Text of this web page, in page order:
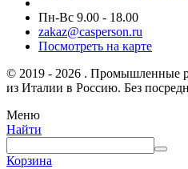
Пн-Вс 9.00 - 18.00
zakaz@casperson.ru
Посмотреть на карте
© 2019 - 2026 . Промышленные
из Италии в Россию. Без
Меню
Найти
Корзина